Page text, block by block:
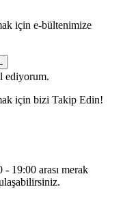
için e-bültenimize
ediyorum.
için bizi Takip Edin!
19:00 arası merak